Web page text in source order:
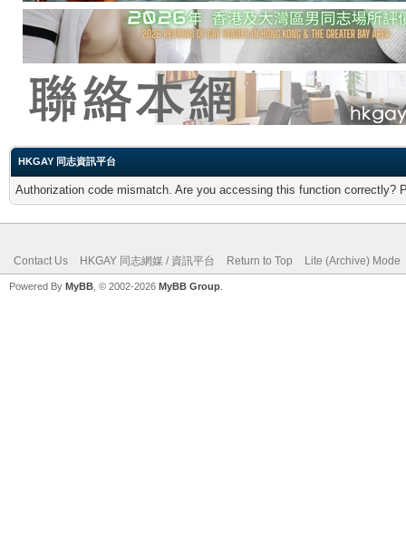
HKGAY 同志資訊平台
Authorization code mismatch. Are you accessing this function correctly?
Contact Us HKGAY 同志網媒 / 資訊平台 Return to Top Lite (Archive) Mode
Powered By MyBB , © 2002-2026 MyBB Group